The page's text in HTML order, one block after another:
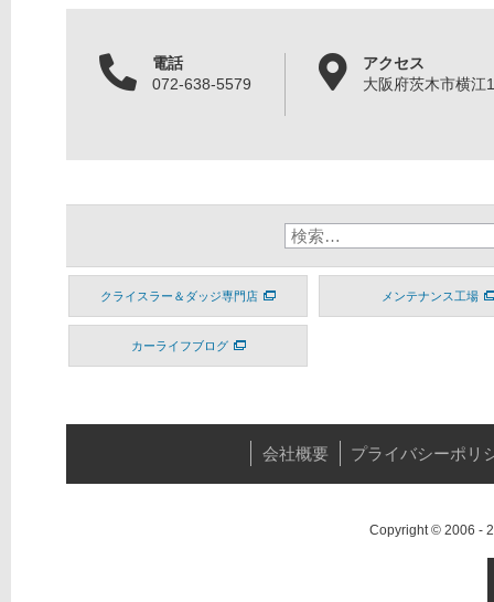
電話
072-638-5579
アクセス
大阪府茨木市横江
クライスラー＆ダッジ専門店 メンテナンス工場
カーライフブログ
会社概要 プライバシーポリ
Copyright © 2006 -